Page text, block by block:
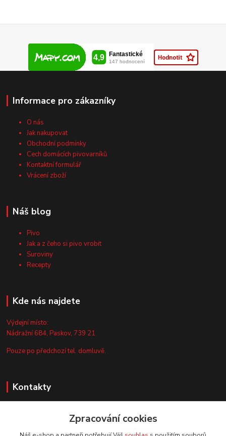
Informace pro zákazníky
O nás
Jak nakupovat
Obchodní podmínky
Cech domácích pivovarníků
Kontaktní formulář
Vrácení zboží
Náš blog
Pivo
Jak a z čeho si pivo vrobit
Suroviny
Recepty
Kde nás najdete
Výdejní místo:
Nádražní 684, Paskov, 739 21
Pouze po předchozí tel. domluvě.
Kontakty
+420 735 044 675Zpracování cookies